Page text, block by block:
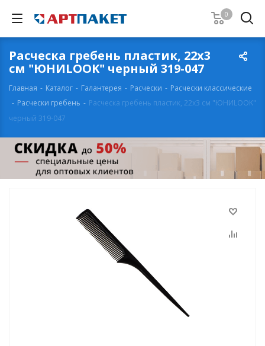
0
Расческа гребень пластик, 22x3
см "ЮНИLOOK" черный 319-047
Главная - Каталог - Галантерея - Расчески - Расчески классические
- Расчески гребень - Расческа гребень пластик, 22x3 см "ЮНИLOOK"
черный 319-047